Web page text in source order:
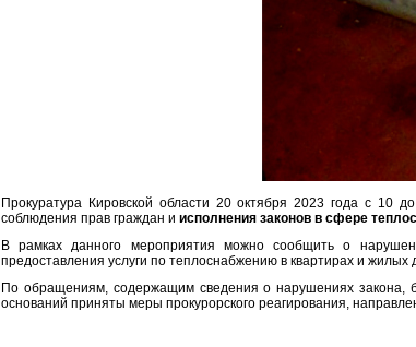
Прокуратура Кировской области 20 октября 2023 года с 10
соблюдения прав граждан и исполнения законов в сфере
В рамках данного мероприятия можно сообщить о
предоставления услуги по теплоснабжению в квартирах и жилых
По обращениям, содержащим сведения о нарушениях закона,
оснований приняты меры прокурорского реагирования,